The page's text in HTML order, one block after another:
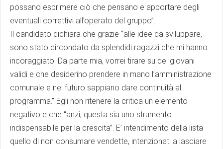
possano esprimere ciò che pensano e apportare degli
eventuali correttivi all’operato del gruppo”.
Il candidato dichiara che grazie “alle idee da sviluppare,
sono stato circondato da splendidi ragazzi che mi hanno
incoraggiato. Da parte mia, vorrei tirare su dei giovani
validi e che desiderino prendere in mano l’amministrazione
comunale e nel futuro sappiano dare continuità al
programma.” Egli non ritenere la critica un elemento
negativo e che “anzi, questa sia uno strumento
indispensabile per la crescita”. E’ intendimento della lista
quello di non consumare vendette, intenzionati a lasciare